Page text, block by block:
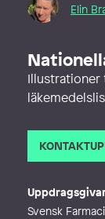
Elin
Illustrationer
Svensk Farmaci